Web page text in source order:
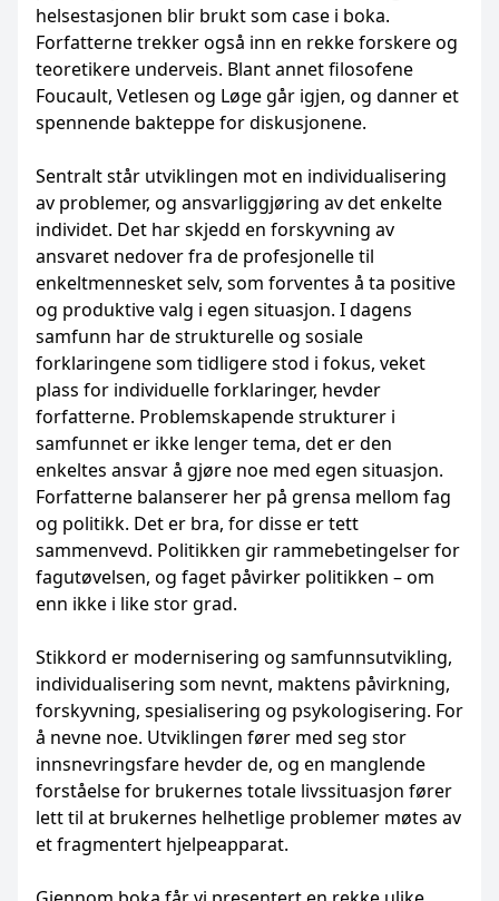
helsestasjonen blir brukt som case i boka.
Forfatterne trekker også inn en rekke forskere og
teoretikere underveis. Blant annet filosofene
Foucault, Vetlesen og Løge går igjen, og danner et
spennende bakteppe for diskusjonene.
Sentralt står utviklingen mot en individualisering
av problemer, og ansvarliggjøring av det enkelte
individet. Det har skjedd en forskyvning av
ansvaret nedover fra de profesjonelle til
enkeltmennesket selv, som forventes å ta positive
og produktive valg i egen situasjon. I dagens
samfunn har de strukturelle og sosiale
forklaringene som tidligere stod i fokus, veket
plass for individuelle forklaringer, hevder
forfatterne. Problemskapende strukturer i
samfunnet er ikke lenger tema, det er den
enkeltes ansvar å gjøre noe med egen situasjon.
Forfatterne balanserer her på grensa mellom fag
og politikk. Det er bra, for disse er tett
sammenvevd. Politikken gir rammebetingelser for
fagutøvelsen, og faget påvirker politikken – om
enn ikke i like stor grad.
Stikkord er modernisering og samfunnsutvikling,
individualisering som nevnt, maktens påvirkning,
forskyvning, spesialisering og psykologisering. For
å nevne noe. Utviklingen fører med seg stor
innsnevringsfare hevder de, og en manglende
forståelse for brukernes totale livssituasjon fører
lett til at brukernes helhetlige problemer møtes av
et fragmentert hjelpeapparat.